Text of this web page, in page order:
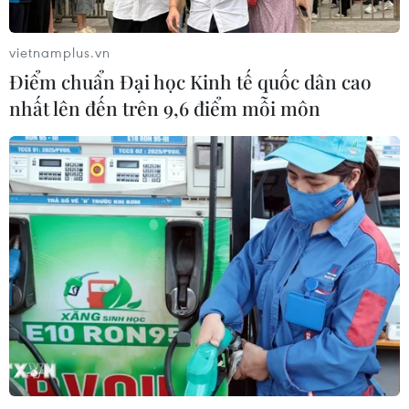
Phim mới trên VTV3 'Mùa Hè năm ấy' đưa khán giả
về thời thanh xuân trong trẻo
24/07/2026 22:40
Tùng Dương bắt 'trend' giới trẻ, làm MV 'Nếu cả đời
không rực rỡ thì sao?'
09/07/2026 13:07
vietnamplus.vn
Điểm chuẩn Đại học Kinh tế quốc dân cao
nhất lên đến trên 9,6 điểm mỗi môn